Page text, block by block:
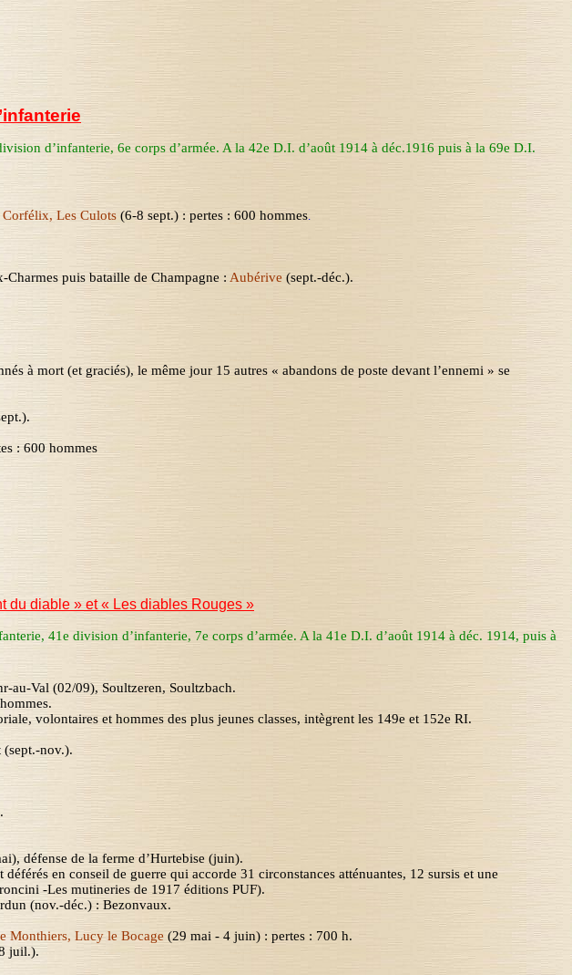
d’infanterie, 6ecorps d’armée. A la 42e D.I. d’août 1914 à déc.1916 puis à la 69e D.I.
Les Culots (6-8 sept.) : pertes : 600 hommes.
Charmes puis bataille de Champagne : Aubérive (sept.-déc.).
à mort (et graciés), le même jour 15 autres « abandons de poste devant l’ennemi » se
.
: 600 hommes
du diable » et « Les diables Rouges »
, 41e division d’infanterie, 7ecorps d’armée. A la 41e D.I. d’août 1914 à déc. 1914, puis à
-au-Val (02/09), Soultzeren, Soultzbach.
volontaires et hommes des plus jeunes classes, intègrent les 149e et 152e RI.
nov.).
.
défense de la ferme d’Hurtebise (juin).
en conseil de guerre qui accorde 31 circonstances atténuantes, 12 sursis et une
-Les mutineries de 1917 éditions PUF).
(nov.-déc.) : Bezonvaux.
Monthiers, Lucy le Bocage(29 mai - 4 juin) : pertes : 700 h.
juil.).